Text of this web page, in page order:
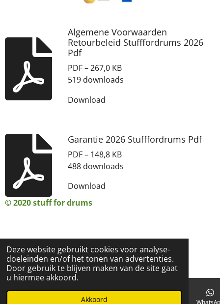
Deze website gebruikt cookies voor analyse-
doeleinden en/of het tonen van advertenties.
Door gebruik te blijven maken van de site gaat
u hiermee akkoord.
Akkoord
Algemene Voorwaarden
Retourbeleid Stufffordrums 2026
Pdf
PDF – 267,0 KB
519 downloads
Download
Garantie 2026 Stufffordrums Pdf
PDF – 148,8 KB
488 downloads
Download
© 2020 stuff for drums
Telefoonnummer